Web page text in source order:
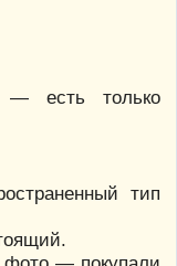
— есть только
тип